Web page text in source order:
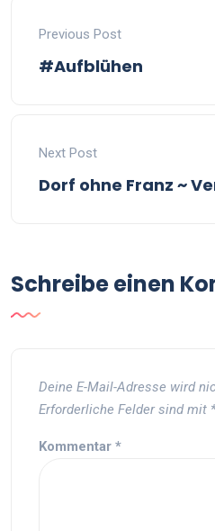
Previous Post
#Aufblühen
Next Post
Dorf ohne Franz ~
Schreibe einen
Deine E-Mail-Adresse wird
Erforderliche Felder sind mit *
Kommentar *